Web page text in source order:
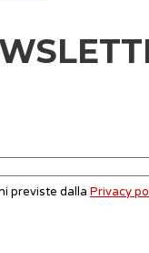
previste dalla Privacy